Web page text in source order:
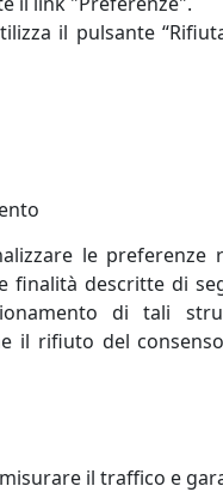
+ 100% manodopera)
il pulsante
le preferenze
finalità descritte di
di tali
il rifiuto del
il traffico e